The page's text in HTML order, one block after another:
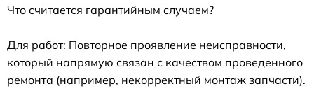
Что считается гарантийным случаем?
Для работ: Повторное проявление неисправности,
который напрямую связан с качеством проведенного
ремонта (например, некорректный монтаж запчасти).